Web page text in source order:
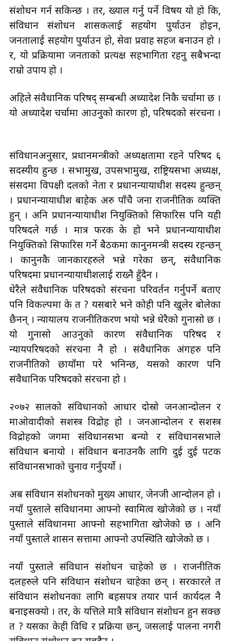
संशोधन गर्न सकिन्छ । तर, ख्याल गर्नु पर्ने विषय यो हो कि,
संविधान संशोधन शासकलाई सहयोग पुर्याउन होइन,
जनतालाई सहयोग पुर्याउन हो, सेवा प्रवाह सहज बनाउन हो ।
र, यो प्रक्रियामा जनताको प्रत्यक्ष सहभागिता रहनु सबैभन्दा
राम्रो उपाय हो ।
अहिले संवैधानिक परिषद् सम्बन्धी अध्यादेश निकै चर्चामा छ ।
यो अध्यादेश चर्चामा आउनुको कारण हो, परिषदको संरचना ।
संविधानअनुसार, प्रधानमन्त्रीको अध्यक्षतामा रहने परिषद ६
सदस्यीय हुन्छ । सभामुख, उपसभामुख, राष्ट्रियसभा अध्यक्ष,
संसदमा विपक्षी दलको नेता र प्रधानन्यायाधीश सदस्य हुन्छन्
। प्रधानन्यायाधीश बाहेक अरु पाँचै जना राजनीतिक व्यक्ति
हुन् । अनि प्रधानन्यायाधीश नियुक्तिको सिफारिस पनि यही
परिषदले गर्छ । मात्र फरक के हो भने प्रधानन्यायाधीश
नियुक्तिको सिफारिस गर्ने बैठकमा कानुनमन्त्री सदस्य रहन्छन्
। कानुनकै जानकारहरुले भन्ने गरेका छन्, संवैधानिक
परिषदमा प्रधानन्यायाधीशलाई राख्नै हुँदैन ।
धेरैले संवैधानिक परिषदको संरचना परिवर्तन गर्नुपर्ने बताए
पनि विकल्पमा के त ? यसबारे भने कोही पनि खुलेर बोलेका
छैनन् । न्यायालय राजनीतिकरण भयो भन्ने धेरैको गुनासो छ ।
यो गुनासो आउनुको कारण संवैधानिक परिषद र
न्यायपरिषदको संरचना नै हो । संवैधानिक अंगहरु पनि
राजनीतिको छायाँमा परे भनिन्छ, यसको कारण पनि
संवैधानिक परिषदको संरचना हो ।
२०७२ सालको संविधानको आधार दोस्रो जनआन्दोलन र
माओवादीको सशस्त्र विद्रोह हो । जनआन्दोलन र सशस्त्र
विद्रोहको जगमा संविधानसभा बन्यो र संविधानसभाले
संविधान बनायो । संविधान बनाउनकै लागि दुई दुई पटक
संविधानसभाको चुनाव गर्नुपर्यो ।
अब संविधान संशोधनको मुख्य आधार, जेनजी आन्दोलन हो ।
नयाँ पुस्ताले संविधानमा आफ्नो स्वामित्व खोजेको छ । नयाँ
पुस्ताले संविधानमा आफ्नो सहभागिता खोजेको छ । अनि
नयाँ पुस्ताले शासन सत्तामा आफ्नो उपस्थिति खोजेको छ ।
नयाँ पुस्ताले संविधान संशोधन चाहेको छ । राजनीतिक
दलहरुले पनि संविधान संशोधन चाहेका छन् । सरकारले त
संविधान संशोधनका लागि बहसपत्र तयार पार्न कार्यदल नै
बनाइसक्यो । तर, के यत्तिले मात्रै संविधान संशोधन हुन सक्छ
त ? यसका केही विधि र प्रक्रिया छन्, जसलाई पालना नगरी